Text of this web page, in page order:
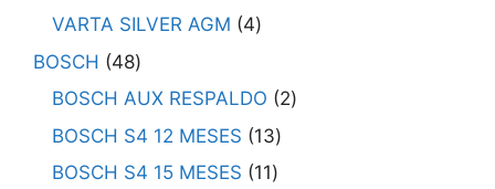
VARTA SILVER AGM
4
BOSCH
48
BOSCH AUX RESPALDO
2
BOSCH S4 12 MESES
13
BOSCH S4 15 MESES
11